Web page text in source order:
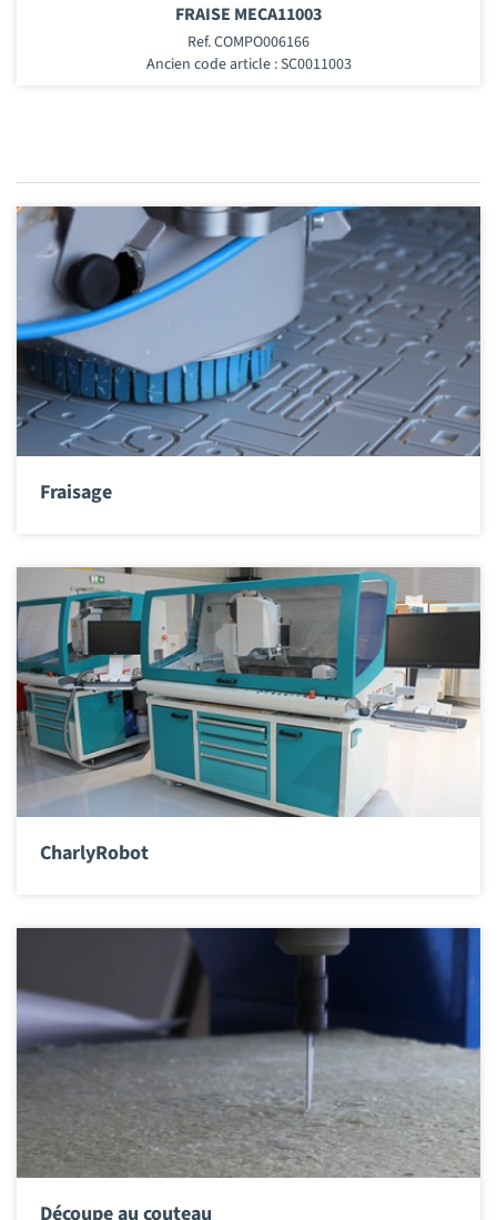
FRAISE MECA11003
Ref. COMPO006166
Ancien code article : SC0011003
Fraisage
CharlyRobot
Découpe au couteau